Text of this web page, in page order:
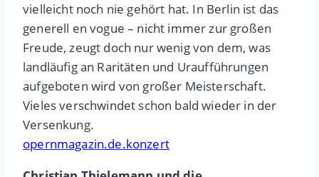
vielleicht noch nie gehört hat. In Berlin ist das
generell en vogue – nicht immer zur großen
Freude, zeugt doch nur wenig von dem, was
landläufig an Raritäten und Uraufführungen
aufgeboten wird von großer Meisterschaft.
Vieles verschwindet schon bald wieder in der
Versenkung.
opernmagazin.de.konzert